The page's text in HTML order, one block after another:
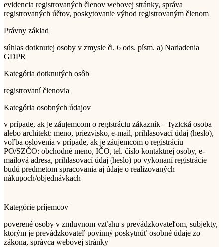
evidencia registrovaných členov webovej stránky, správa
registrovaných účtov, poskytovanie výhod registrovaným členom
Právny základ
súhlas dotknutej osoby v zmysle čl. 6 ods. písm. a) Nariadenia
GDPR
Kategória dotknutých osôb
registrovaní členovia
Kategória osobných údajov
v prípade, ak je záujemcom o registráciu zákazník – fyzická osoba
alebo architekt: meno, priezvisko, e-mail, prihlasovací údaj (heslo),
voľba oslovenia v prípade, ak je záujemcom o registráciu
PO/SZČO: obchodné meno, IČO, tel. číslo kontaktnej osoby, e-
mailová adresa, prihlasovací údaj (heslo) po vykonaní registrácie
budú predmetom spracovania aj údaje o realizovaných
nákupoch/objednávkach
Kategórie príjemcov
poverené osoby v zmluvnom vzťahu s prevádzkovateľom, subjekty,
ktorým je prevádzkovateľ povinný poskytnúť osobné údaje zo
zákona, správca webovej stránky